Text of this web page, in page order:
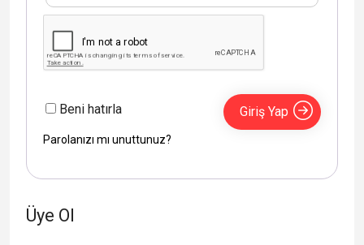
Beni hatırla Giriş Yap
Parolanızı mı unuttunuz?
Üye Ol